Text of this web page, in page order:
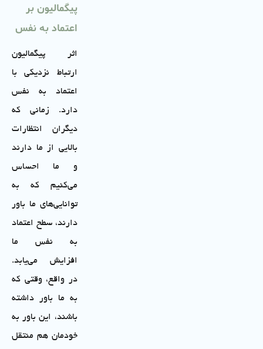
پیگمالیون بر
اعتماد به نفس
اثر پیگمالیون
ارتباط نزدیکی با
اعتماد به نفس
دارد. زمانی که
دیگران انتظارات
بالایی از ما دارند
و ما احساس
می‌کنیم که به
توانایی‌های ما باور
دارند، سطح اعتماد
به نفس ما
افزایش می‌یابد.
در واقع، وقتی که
به ما باور داشته
باشند، این باور به
خودمان هم منتقل